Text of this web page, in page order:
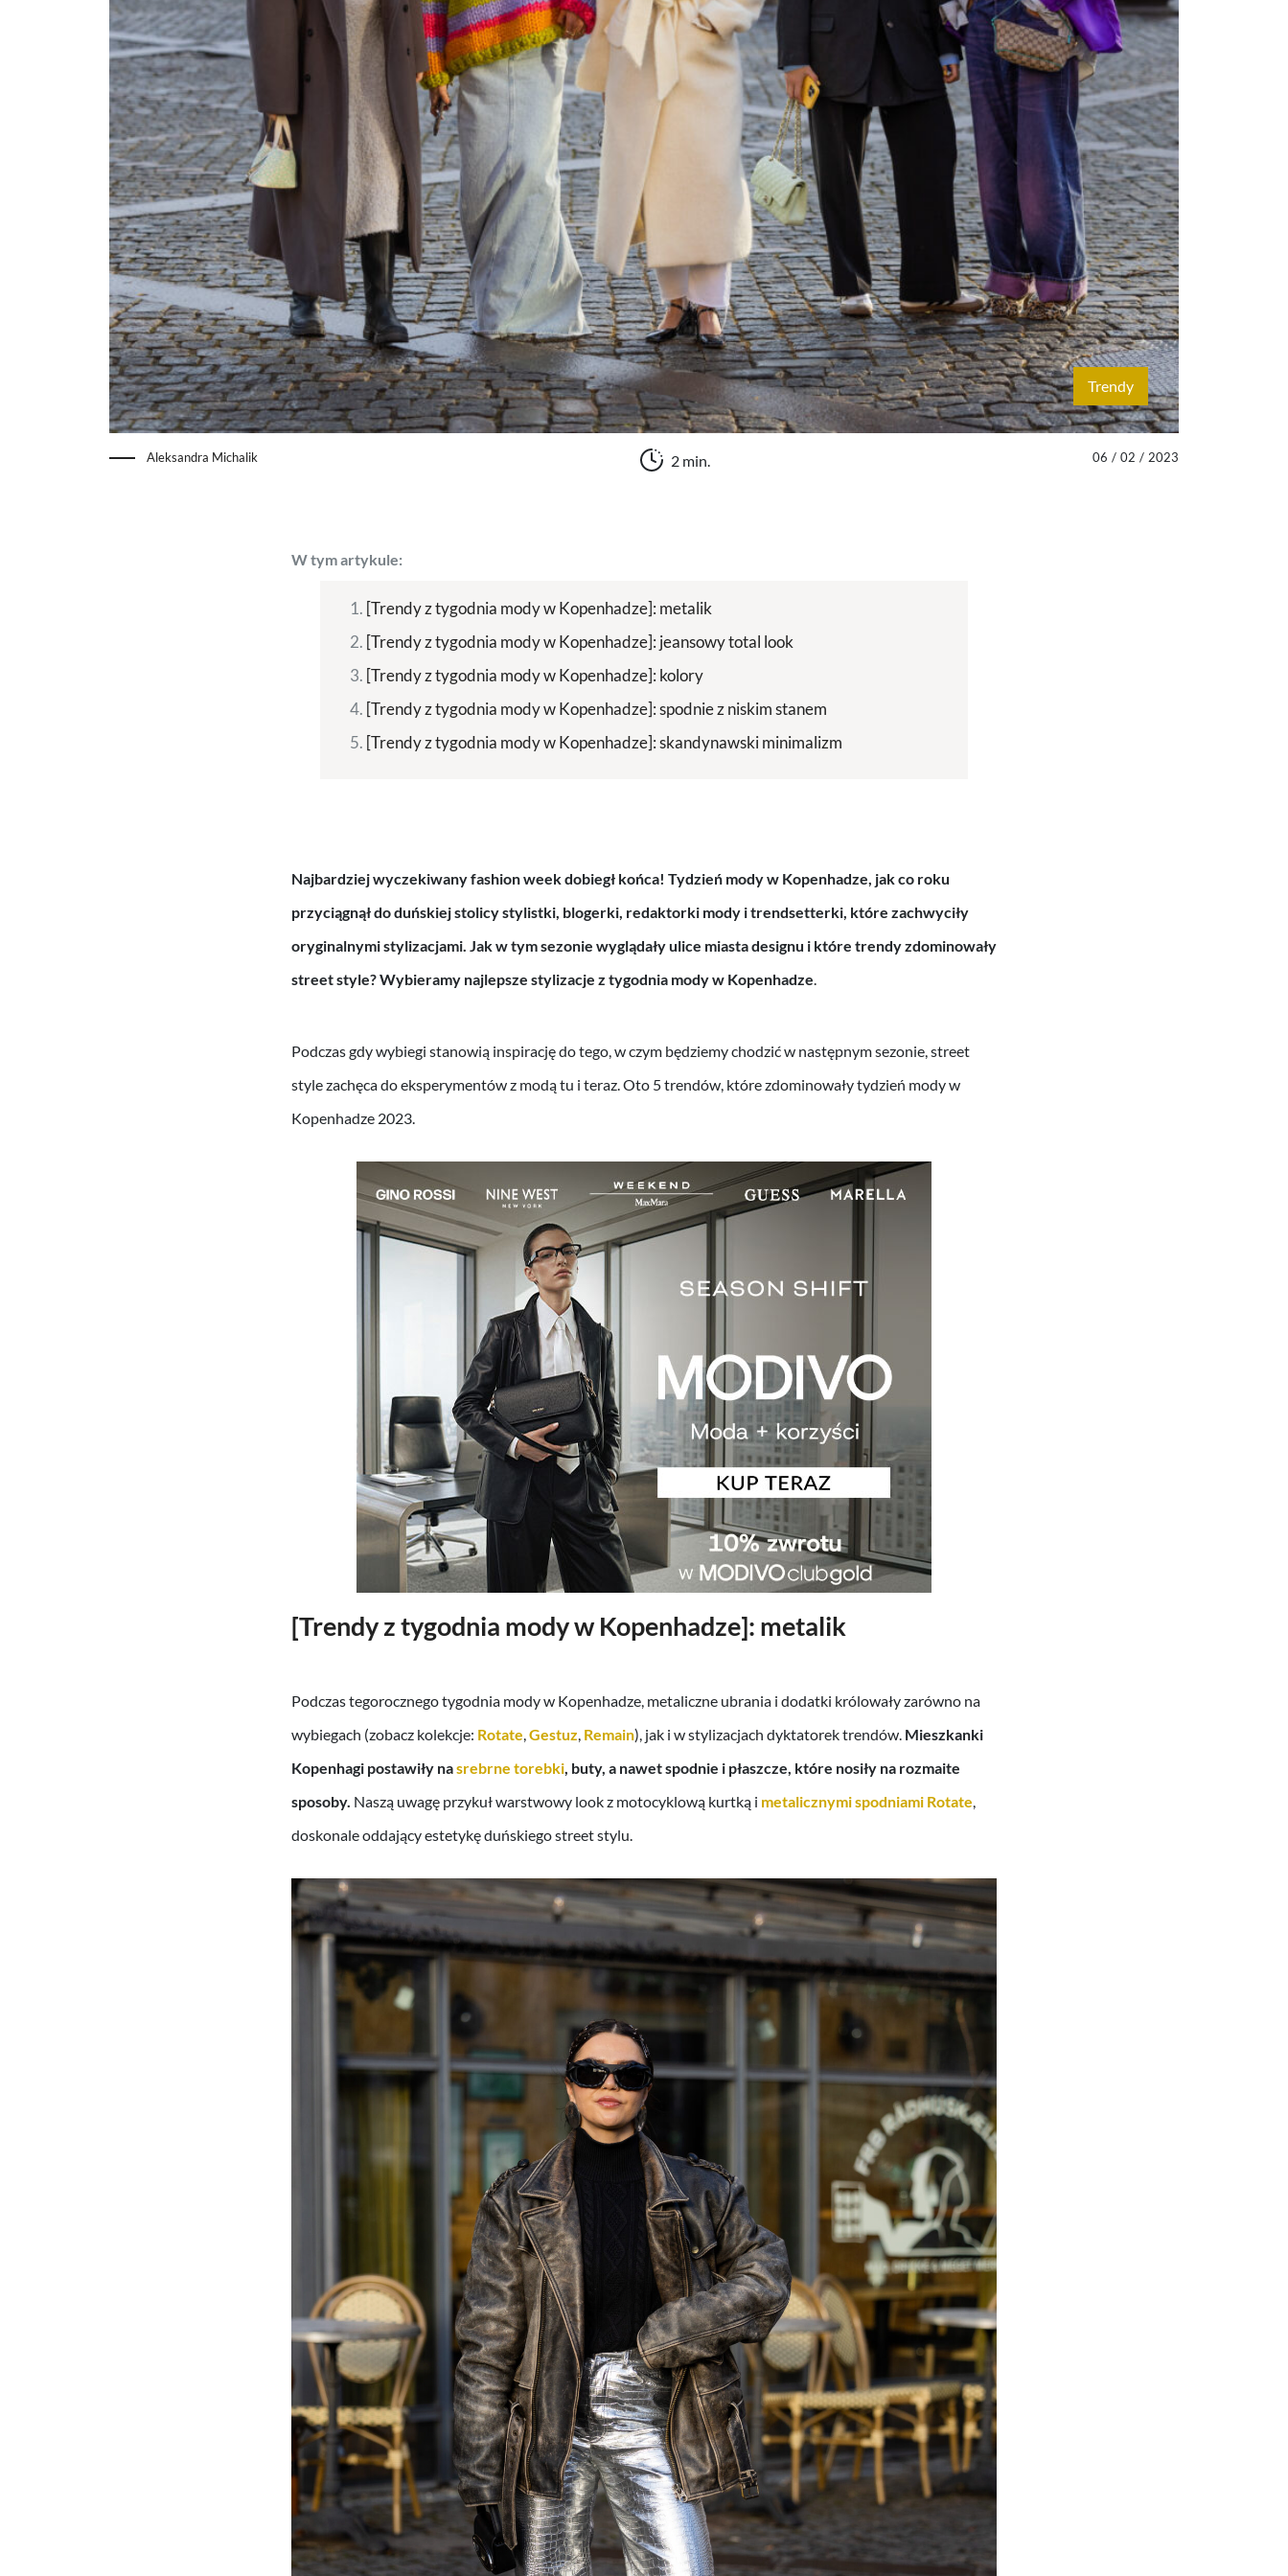
Trendy
Aleksandra Michalik 2 min. 06 / 02 / 2023
W tym artykule:
[Trendy z tygodnia mody w Kopenhadze]: metalik
[Trendy z tygodnia mody w Kopenhadze]: jeansowy total look
[Trendy z tygodnia mody w Kopenhadze]: kolory
[Trendy z tygodnia mody w Kopenhadze]: spodnie z niskim stanem
[Trendy z tygodnia mody w Kopenhadze]: skandynawski minimalizm
Najbardziej wyczekiwany fashion week dobiegł końca! Tydzień mody w Kopenhadze, jak co roku
przyciągnął do duńskiej stolicy stylistki, blogerki, redaktorki mody i trendsetterki, które zachwyciły
oryginalnymi stylizacjami. Jak w tym sezonie wyglądały ulice miasta designu i które trendy zdominowały
street style? Wybieramy najlepsze stylizacje z tygodnia mody w Kopenhadze.
Podczas gdy wybiegi stanowią inspirację do tego, w czym będziemy chodzić w następnym sezonie, street
style zachęca do eksperymentów z modą tu i teraz. Oto 5 trendów, które zdominowały tydzień mody w
Kopenhadze 2023.
[Trendy z tygodnia mody w Kopenhadze]: metalik
Podczas tegorocznego tygodnia mody w Kopenhadze, metaliczne ubrania i dodatki królowały zarówno na
wybiegach (zobacz kolekcje: Rotate,Gestuz, Remain), jak i w stylizacjach dyktatorek trendów. Mieszkanki
Kopenhagi postawiły nasrebrne torebki, buty, a nawet spodnie i płaszcze, które nosiły na rozmaite
sposoby. Naszą uwagę przykuł warstwowy look z motocyklową kurtką i metalicznymi spodniami Rotate,
doskonale oddający estetykę duńskiego street stylu.